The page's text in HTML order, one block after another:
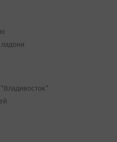
ладони